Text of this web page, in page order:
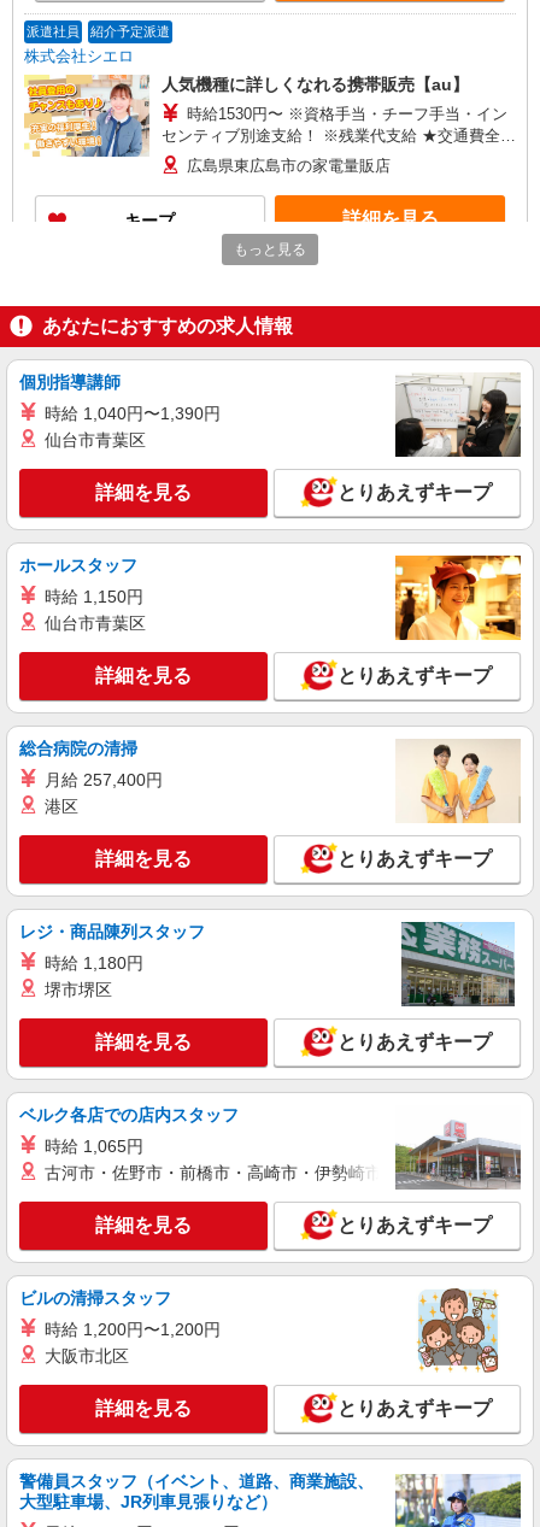
派遣社員 紹介予定派遣
株式会社シエロ
人気機種に詳しくなれる携帯販売【au】
時給1530円〜 ※資格手当・チーフ手当・イン
センティブ別途支給！ ※残業代支給 ★交通費全額
支給 ゜+゜・。○。・゜+゜・。○。・゜+゜ 入社
祝い金10万円支給(規定有) お友達を紹介頂くと, イ
ンセンティブ支給(規定有) ★月2回払い・週払い可
能（規程有）★ ゜・。○。・゜+゜・。○。・゜
広島県東広島市の家電量販店
キープ 詳細を見る
携帯販売スタッフ【au】
時給1530円〜 ※資格手当・チーフ手当・イン
センティブ別途支給！ ※残業代支給 ★交通費全額
祝い金10万円支給(規定有) お友達を紹介頂くと, イ
能（規程有）★ ゜・。○。・゜+゜・。○。・゜
+゜
広島県東広島市の家電量販店
詳細を見る
派遣社員
株式会社シエロ
【ワイモバイル】の店舗スタッフ
時給1400円〜 ※残業代支給 ★交通費別途支給
+゜ 入社祝い金10万円支給(規定有) お友達を紹介
頂くと, インセンティブ支給(規定有) ★月2回払
い・週払い可能（規程有）★ ゜・。○。・゜
+゜・。○。・゜+゜
広島県東広島市のY!mobileショップ
キープ 詳細を見る
派遣社員 紹介予定派遣
株式会社シエロ
携帯販売スタッフ【楽天モバイル】
日給10800円〜12000円（経験・能力による）
※残業代支給 ★交通費別途支給（規定あり） ゜
+゜・。○。・゜+゜・。○。・゜+゜ 入社祝い金10
万円支給(規定有) お友達を紹介頂くと, インセンテ
ィブ支給(規定有) ★月2回払い・週払い可能（規程
有）★ ゜・。○。・゜+゜・。○。・゜+゜
広島県東広島市の家電量販店
詳細を見る
紹介予定派遣
携帯販売スタッフ【楽天モバイル】
日給11200円〜 ※時給1400円相当 ※残業代支
給 ★交通費別途支給（規定あり） ゜+゜・。
○。・゜+゜・。○。・゜+゜ 入社祝い金10万円支
給(規定有) ★月2回払い・週払い可能（規程有）★
゜・。○。・゜+゜・。○。・゜+゜
詳細を見る
株式会社シエロ
【au】人気機種に詳しくなれる携帯販売
時給1400円〜1500円（経験・能力による） ※
残業代支給 ★交通費別途支給（規定あり） ゜
+゜・。○。・゜+゜・。○。・゜+゜ 入社祝い金10
万円支給(規定有) お友達を紹介頂くと, インセンテ
ィブ支給(規定有) ★月2回払い・週払い可能（規程
有）★ ゜・。○。・゜+゜・。○。・゜+゜
キープ 詳細を見る
派遣社員 紹介予定派遣
株式会社シエロ
もっと見る
あなたにおすすめの求人情報
個別指導講師
時給 1,040円〜1,390円
仙台市青葉区
詳細を見る とりあえずキープ
ホールスタッフ
時給 1,150円
仙台市青葉区
詳細を見る とりあえずキープ
総合病院の清掃
月給 257,400円
港区
詳細を見る とりあえずキープ
レジ・商品陳列スタッフ
時給 1,180円
堺市堺区
詳細を見る とりあえずキープ
ベルク各店での店内スタッフ
時給 1,065円
古河市・佐野市・前橋市・高崎市・伊勢崎市・太田市・館林市
詳細を見る とりあえずキープ
ビルの清掃スタッフ
時給 1,200円〜1,200円
大阪市北区
詳細を見る とりあえずキープ
警備員スタッフ（イベント、道路、商業施設、
大型駐車場、JR列車見張りなど）